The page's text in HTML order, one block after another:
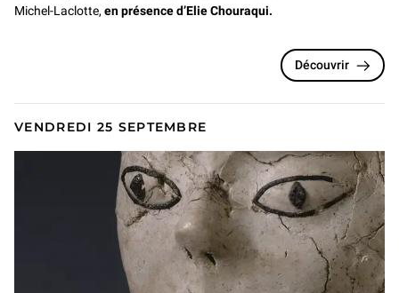
Michel-Laclotte, en présence d’Elie Chouraqui.
Découvrir
VENDREDI 25 SEPTEMBRE